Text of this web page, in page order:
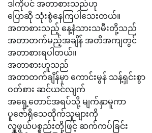
ဒါကိုပင် အတာစားသည်ဟု
ပြောဆို သုံးစွဲနေကြပါသေးတယ်။
အတာစားသည့် နေ့နံသားသမီးတို့သည်
အတာတက်မည့်အချိန် အတိအကျတွင်
အတာစားရပါတယ်။
အတာစားဟူသည်
အတာတက်ချိန်မှာ ကောင်းမွန် သန့်ရှင်းစွာ
ဝတ်စား ဆင်ယင်လျက်
အရှေ့တောင်အရပ်သို့ မျက်နှာမူကာ
ပူဇော်ရိုသေထိုက်သူများကို
လှူဖွယ်ပစ္စည်းတို့ဖြင့် ဆက်ကပ်ခြင်း